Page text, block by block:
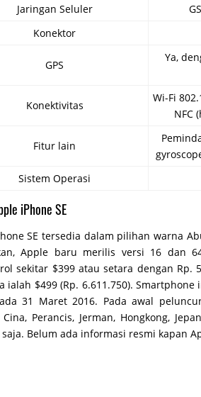
Jaringan Seluler
Konektor
GPS
Ya,
Konektivitas
Wi-Fi
NFC
Fitur lain
Sistem Operasi
iPhone SE
SE tersedia dalam pilihan warna
Apple baru merilis versi 16 dan
sekitar $399 atau setara dengan Rp.
ialah $499 (Rp. 6.611.750).
31 Maret 2016. Pada awal
Cina, Perancis, Jerman, Hongkong,
Belum ada informasi resmi kapan